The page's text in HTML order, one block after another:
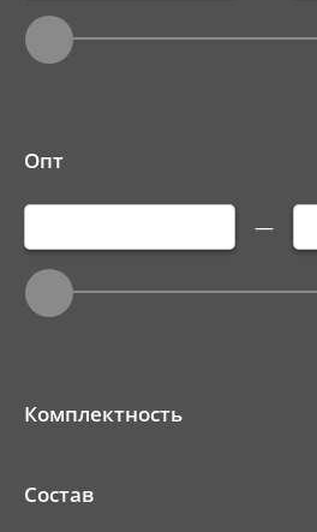
Опт
—
Комплектность
Состав